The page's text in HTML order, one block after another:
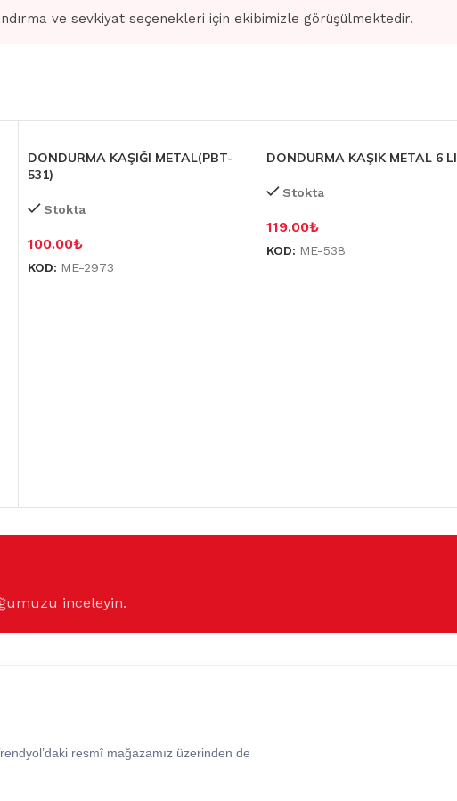
ve sevkiyat seçenekleri için ekibimizle görüşülmektedir.
DONDURMA KAŞIĞI METAL(PBT-
531)
Stokta
100.00₺
KOD: ME-2973
DONDURMA KAŞIK METAL 6 LI
Stokta
119.00₺
KOD: ME-538
inceleyin.
resmî mağazamız üzerinden de